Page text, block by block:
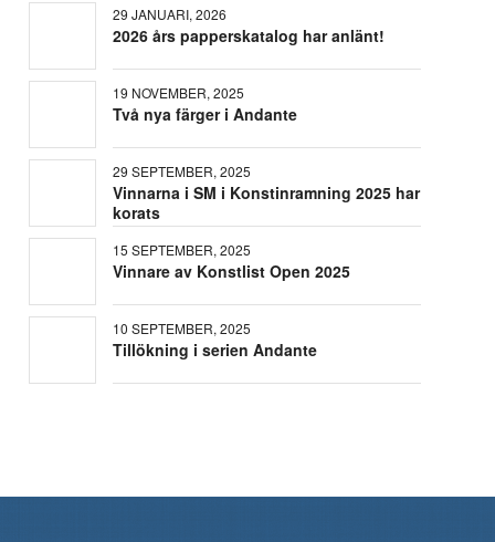
29 JANUARI, 2026
2026 års papperskatalog har anlänt!
19 NOVEMBER, 2025
Två nya färger i Andante
29 SEPTEMBER, 2025
Vinnarna i SM i Konstinramning 2025 har
korats
15 SEPTEMBER, 2025
Vinnare av Konstlist Open 2025
10 SEPTEMBER, 2025
Tillökning i serien Andante